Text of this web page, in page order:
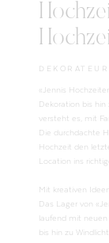
«Jennis
Dekoration bis
versteht es, mit
Die durchdachte
Hochzeit den
Location ins
Mit kreativen
Das Lager von
laufend mit
bis hin zu